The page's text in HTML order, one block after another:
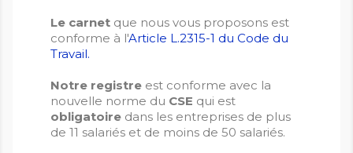
Le carnet que nous vous proposons est
conforme à l'Article L.2315-1 du Code du
Travail.
Notre registre est conforme avec la
nouvelle norme du CSE qui est
obligatoire dans les entreprises de plus
de 11 salariés et de moins de 50 salariés.